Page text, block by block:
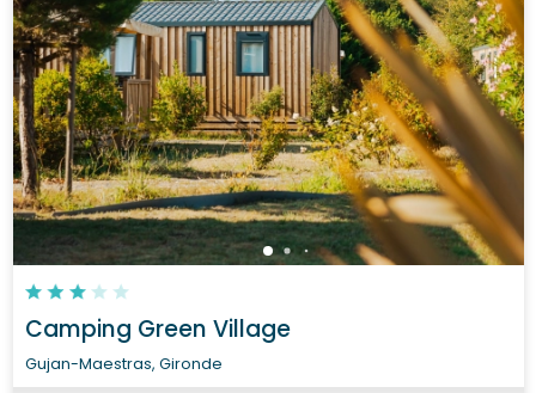
Camping Green Village
Gujan-Maestras, Gironde